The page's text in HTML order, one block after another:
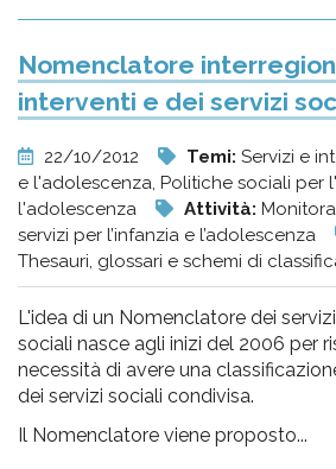
Nomenclatore
interventi e dei servizi
22/10/2012 Temi: Servizi e
e l'adolescenza, Politiche sociali per
l'adolescenza
Attività:
servizi per l’infanzia e l’adolescenza
Thesauri, glossari e schemi di
L'idea di un Nomenclatore dei
sociali nasce agli inizi del 2006 per
necessità di avere una
dei servizi sociali condivisa.
Il Nomenclatore viene proposto...